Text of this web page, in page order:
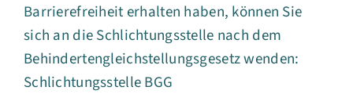
Barrierefreiheit erhalten haben, können Sie
sich an die Schlichtungsstelle nach dem
Behindertengleichstellungsgesetz wenden:
Schlichtungsstelle BGG